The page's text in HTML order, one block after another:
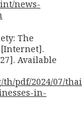
news-
The
Available
th/pdf/2024/07/
in-